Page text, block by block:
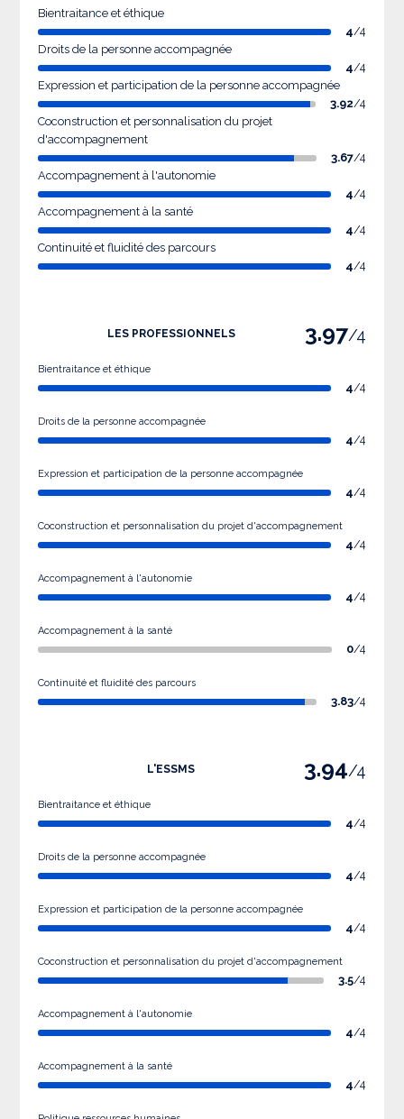
Bientraitance et éthique
4/4
Droits de la personne accompagnée
4/4
Expression et participation de la personne accompagnée
3.92/4
Coconstruction et personnalisation du projet
d'accompagnement
3.67/4
Accompagnement à l'autonomie
4/4
Accompagnement à la santé
4/4
Continuité et fluidité des parcours
4/4
LES PROFESSIONNELS 3.97/4
Bientraitance et éthique
4/4
Droits de la personne accompagnée
4/4
Expression et participation de la personne accompagnée
4/4
Coconstruction et personnalisation du projet d'accompagnement
4/4
Accompagnement à l'autonomie
4/4
Accompagnement à la santé
0/4
Continuité et fluidité des parcours
3.83/4
L'ESSMS 3.94/4
Bientraitance et éthique
4/4
Droits de la personne accompagnée
4/4
Expression et participation de la personne accompagnée
4/4
Coconstruction et personnalisation du projet d'accompagnement
3.5/4
Accompagnement à l'autonomie
4/4
Accompagnement à la santé
4/4